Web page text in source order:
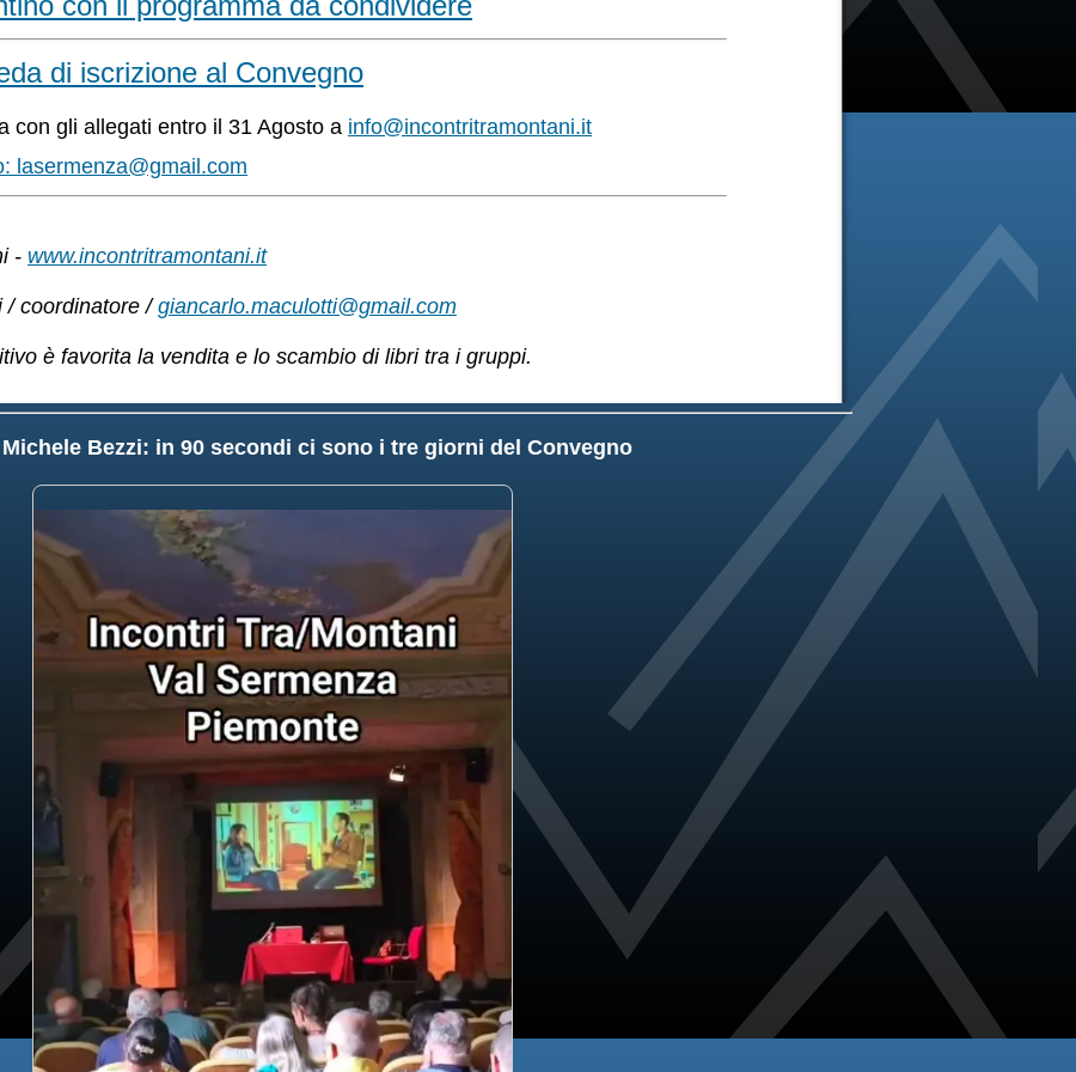
di iscrizione al Convegno
con gli allegati entro il 31 Agosto a info@incontritramontani.it
lasermenza@gmail.com
- www.incontritramontani.it
/ coordinatore /giancarlo.maculotti@gmail.com
è favorita la vendita e lo scambio di libri tra i gruppi.
Bezzi: in 90 secondi ci sono i tre giorni del Convegno